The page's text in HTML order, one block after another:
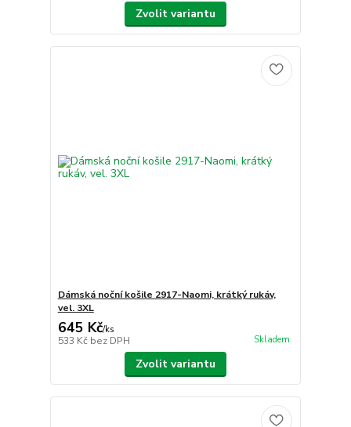
Zvolit variantu
Dámská noční košile 2917-Naomi, krátký rukáv,
vel. 3XL
645 Kč/ks
533 Kč bez DPH Skladem
Zvolit variantu